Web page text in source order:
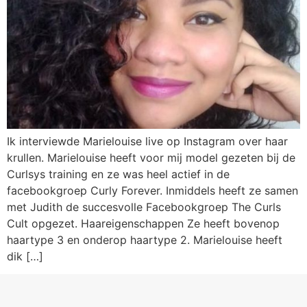
Ik interviewde Marielouise live op Instagram over haar
krullen. Marielouise heeft voor mij model gezeten bij de
Curlsys training en ze was heel actief in de
facebookgroep Curly Forever. Inmiddels heeft ze samen
met Judith de succesvolle Facebookgroep The Curls
Cult opgezet. Haareigenschappen Ze heeft bovenop
haartype 3 en onderop haartype 2. Marielouise heeft
dik […]